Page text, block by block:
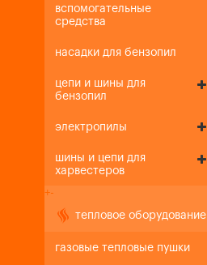
вспомогательные
средства
насадки для бензопил
цепи и шины для
бензопил
электропилы
шины и цепи для
харвестеров
+-
тепловое оборудование
газовые тепловые пушки